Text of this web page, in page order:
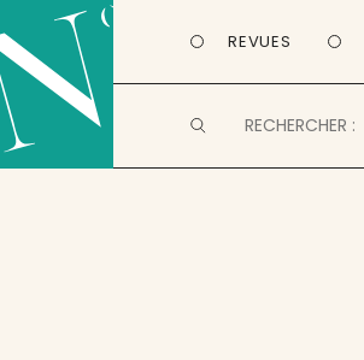
REVUES